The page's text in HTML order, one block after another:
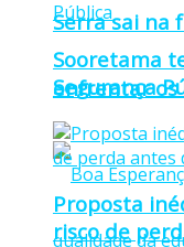
Serra sai na
enfrentar os
Sooretama
Segurança
Proposta
risco de